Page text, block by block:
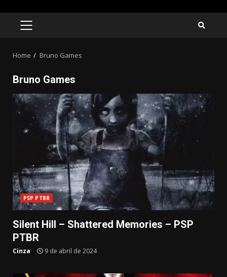
PRIMARY
Home Bruno Games
Bruno Games
PSP PTBR
Silent Hill – Shattered Memories – PSP
PTBR
Cinza 9 de abril de 2024